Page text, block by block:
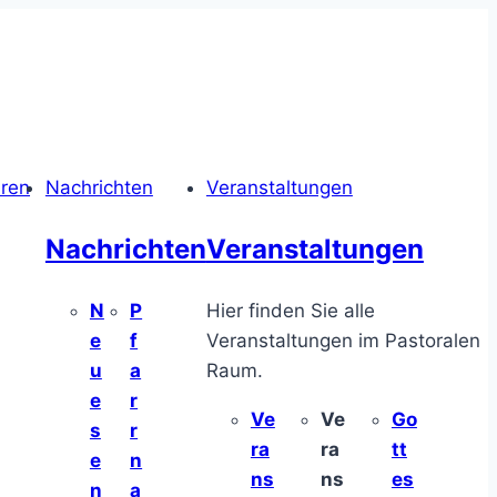
Nachrichten
Nachrichten
N
e
u
e
s
e
n
P
f
a
r
r
n
a
Veranstaltungen
Veranstaltungen
Hier finden Sie alle
Veranstaltungen im Pastoralen
Raum.
Ve
ra
ns
Ve
ra
ns
Go
tt
es